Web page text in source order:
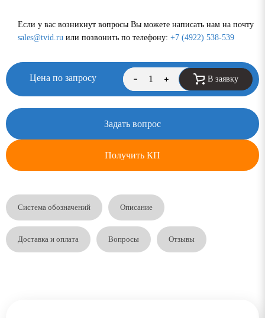
Если у вас возникнут вопросы Вы можете написать нам на почту
sales@tvid.ru или позвонить по телефону: +7 (4922) 538-539
Цена по запросу В заявку
Задать вопрос
Получить КП
Система обозначений Описание
Доставка и оплата Вопросы Отзывы